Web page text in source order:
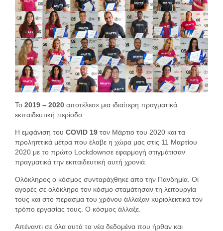
Το 2019 – 2020 αποτέλεσε μια ιδιαίτερη πραγματικά
εκπαιδευτική περίοδο.
Η εμφάνιση του COVID 19 τον Μάρτιο του 2020 και τα
προληπτικά μέτρα που έλαβε η χώρα μας στις 11 Μαρτίου
2020 με το πρώτο Lockdownσε εφαρμογή στιγμάτισαν
πραγματικά την εκπαιδευτική αυτή χρονιά.
Ολόκληρος ο κόσμος συνταράχθηκε απο την Πανδημία. Οι
αγορές σε ολόκληρο τον κόσμο σταμάτησαν τη λειτουργία
τους και στο περασμα του χρόνου άλλαξαν κυριολεκτικά τον
τρόπο εργασίας τους. Ο κόσμος άλλαξε.
Απέναντι σε όλα αυτά τα νέα δεδομένα που ήρθαν και